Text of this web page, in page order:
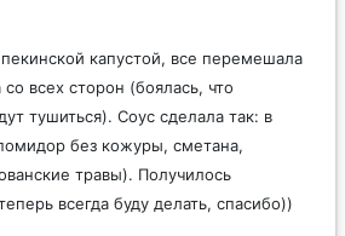
капустой, все перемешала
всех сторон (боялась, что
тушиться). Соус сделала так: в
без кожуры, сметана,
травы). Получилось
всегда буду делать, спасибо))